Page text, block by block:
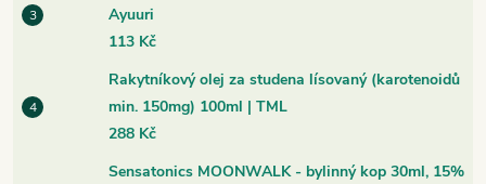
Ayuuri
113 Kč
Rakytníkový olej za studena lísovaný (karotenoidů
min. 150mg) 100ml | TML
288 Kč
Sensatonics MOONWALK - bylinný kop 30ml, 15%